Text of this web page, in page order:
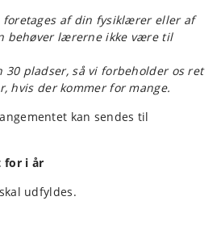
foretages af din fysiklærer eller af
behøver lærerne ikke være til
pladser, så vi forbeholder os ret
hvis der kommer for mange.
kan sendes til
for i år
skal udfyldes.